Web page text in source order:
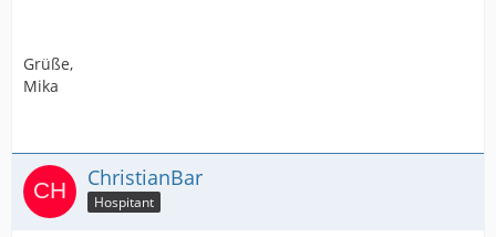
Grüße,
Mika
ChristianBar
Hospitant